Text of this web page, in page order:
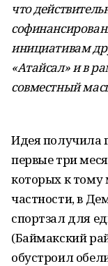
что
инициативам
«Атайсал» и в
совместный
Идея получила
первые три
которых к тому
частности, в
спортзал для
(Баймакский
обустроил